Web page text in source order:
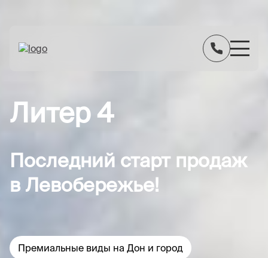
Литер 4
Последний старт продаж
в Левобережье!
Премиальные виды на Дон и город